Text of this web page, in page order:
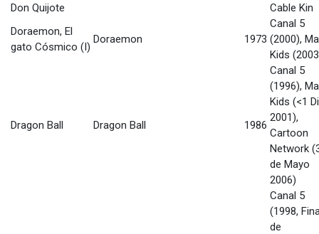
Don Quijote
Cable Kin
Doraemon, El
gato Cósmico (I)
Doraemon 1973
Canal 5
(2000),
Kids
Dragon Ball Dragon Ball 1986
Canal 5
(1996),
Kids (<1
2001),
Cartoon
Network
de Mayo
2006)
Canal 5
(1998,
de